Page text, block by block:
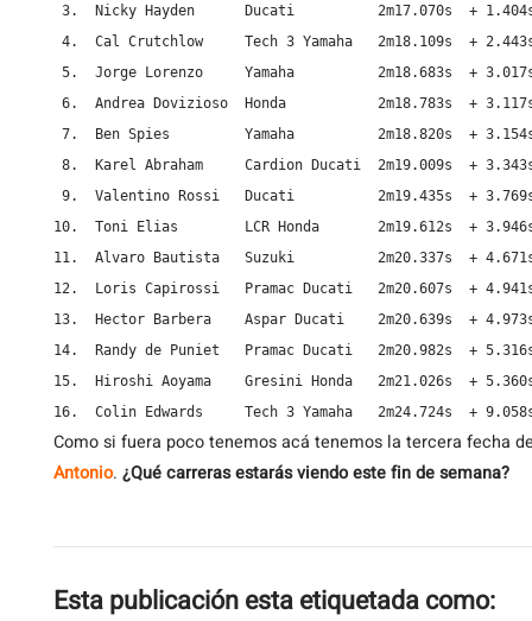
3.  Nicky Hayden      Ducati          2m17.070s  +
4.  Cal Crutchlow     Tech 3 Yamaha   2m18.109s  +
5.  Jorge Lorenzo     Yamaha          2m18.683s  +
6.  Andrea Dovizioso  Honda           2m18.783s  +
7.  Ben Spies         Yamaha          2m18.820s  +
8.  Karel Abraham     Cardion Ducati  2m19.009s  +
9.  Valentino Rossi   Ducati          2m19.435s  +
10.  Toni Elias        LCR Honda       2m19.612s  +
11.  Alvaro Bautista   Suzuki          2m20.337s  +
12.  Loris Capirossi   Pramac Ducati   2m20.607s  +
13.  Hector Barbera    Aspar Ducati    2m20.639s  +
14.  Randy de Puniet   Pramac Ducati   2m20.982s  +
15.  Hiroshi Aoyama    Gresini Honda   2m21.026s  +
16.  Colin Edwards     Tech 3 Yamaha   2m24.724s  +
Como si fuera poco tenemos acá tenemos la tercera fecha
Antonio. ¿Qué carreras estarás viendo este fin de semana?
Esta publicación esta etiquetada como: